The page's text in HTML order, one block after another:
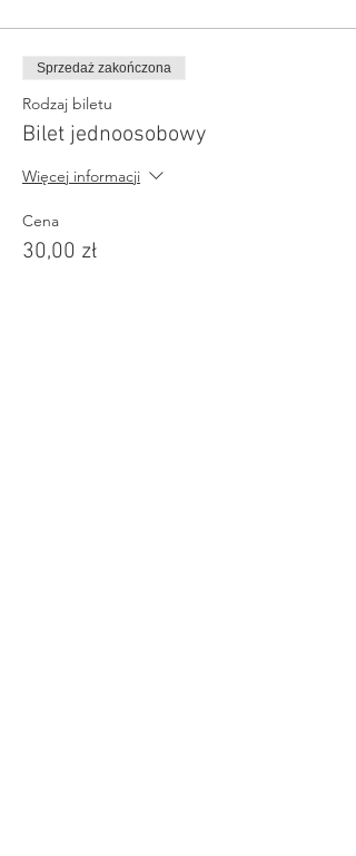
Sprzedaż zakończona
Rodzaj biletu
Bilet jednoosobowy
Więcej informacji
Cena
30,00 zł